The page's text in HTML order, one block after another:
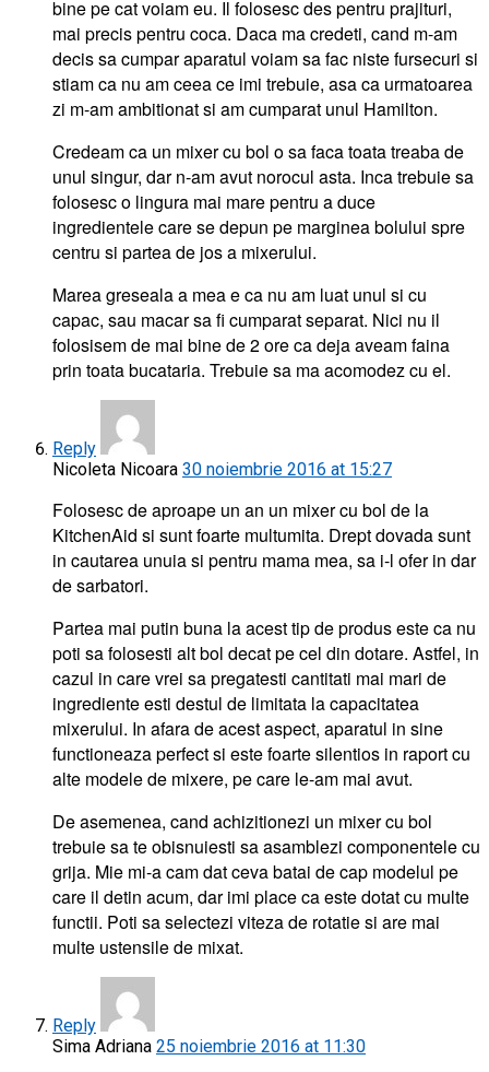
bine pe cat voiam eu. Il folosesc des pentru prajituri,
mai precis pentru coca. Daca ma credeti, cand m-am
decis sa cumpar aparatul voiam sa fac niste fursecuri si
stiam ca nu am ceea ce imi trebuie, asa ca urmatoarea
zi m-am ambitionat si am cumparat unul Hamilton.
Credeam ca un mixer cu bol o sa faca toata treaba de
unul singur, dar n-am avut norocul asta. Inca trebuie sa
folosesc o lingura mai mare pentru a duce
ingredientele care se depun pe marginea bolului spre
centru si partea de jos a mixerului.
Marea greseala a mea e ca nu am luat unul si cu
capac, sau macar sa fi cumparat separat. Nici nu il
folosisem de mai bine de 2 ore ca deja aveam faina
prin toata bucataria. Trebuie sa ma acomodez cu el.
Reply
Nicoleta Nicoara 30 noiembrie 2016 at 15:27
Folosesc de aproape un an un mixer cu bol de la
KitchenAid si sunt foarte multumita. Drept dovada sunt
in cautarea unuia si pentru mama mea, sa i-l ofer in dar
de sarbatori.
Partea mai putin buna la acest tip de produs este ca nu
poti sa folosesti alt bol decat pe cel din dotare. Astfel, in
cazul in care vrei sa pregatesti cantitati mai mari de
ingrediente esti destul de limitata la capacitatea
mixerului. In afara de acest aspect, aparatul in sine
functioneaza perfect si este foarte silentios in raport cu
alte modele de mixere, pe care le-am mai avut.
De asemenea, cand achizitionezi un mixer cu bol
trebuie sa te obisnuiesti sa asamblezi componentele cu
grija. Mie mi-a cam dat ceva batai de cap modelul pe
care il detin acum, dar imi place ca este dotat cu multe
functii. Poti sa selectezi viteza de rotatie si are mai
multe ustensile de mixat.
Reply
Sima Adriana 25 noiembrie 2016 at 11:30